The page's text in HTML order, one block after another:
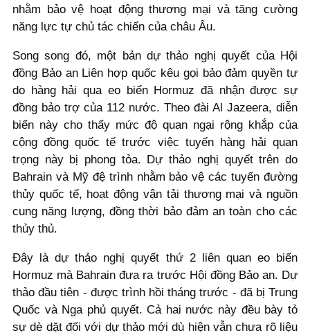
nhằm bảo vệ hoạt động thương mại và tăng cường
năng lực tự chủ tác chiến của châu Âu.
Song song đó, một bản dự thảo nghị quyết của Hội
đồng Bảo an Liên hợp quốc kêu gọi bảo đảm quyền tự
do hàng hải qua eo biển Hormuz đã nhận được sự
đồng bảo trợ của 112 nước. Theo đài Al Jazeera, diễn
biến này cho thấy mức độ quan ngại rộng khắp của
cộng đồng quốc tế trước việc tuyến hàng hải quan
trọng này bị phong tỏa. Dự thảo nghị quyết trên do
Bahrain và Mỹ đệ trình nhằm bảo vệ các tuyến đường
thủy quốc tế, hoạt động vận tải thương mại và nguồn
cung năng lượng, đồng thời bảo đảm an toàn cho các
thủy thủ.
Đây là dự thảo nghị quyết thứ 2 liên quan eo biển
Hormuz mà Bahrain đưa ra trước Hội đồng Bảo an. Dự
thảo đầu tiên - được trình hồi tháng trước - đã bị Trung
Quốc và Nga phủ quyết. Cả hai nước này đều bày tỏ
sự dè dặt đối với dự thảo mới dù hiện vẫn chưa rõ liệu